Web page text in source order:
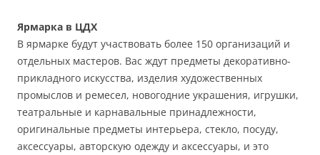
Ярмарка в ЦДХ
В ярмарке будут участвовать более 150 организаций и
отдельных мастеров. Вас ждут предметы декоративно-
прикладного искусства, изделия художественных
промыслов и ремесел, новогодние украшения, игрушки,
театральные и карнавальные принадлежности,
оригинальные предметы интерьера, стекло, посуду,
аксессуары, авторскую одежду и аксессуары, и это